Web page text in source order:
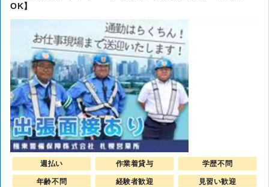
OK】
週払い 作業着貸与 学歴不問
年齢不問 経験者歓迎 見習い歓迎